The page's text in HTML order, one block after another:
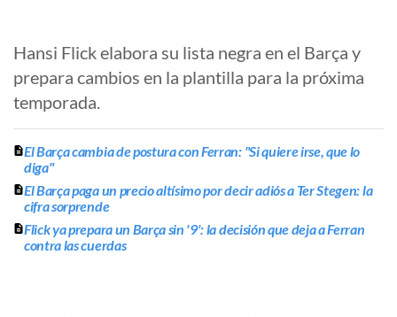
Hansi Flick elabora su lista negra en el Barça y
prepara cambios en la plantilla para la próxima
temporada.
El Barça cambia de postura con Ferran: "Si quiere irse, que lo
diga"
El Barça paga un precio altísimo por decir adiós a Ter Stegen: la
cifra sorprende
Flick ya prepara un Barça sin '9': la decisión que deja a Ferran
contra las cuerdas